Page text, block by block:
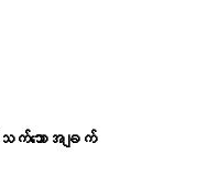
သောအချက်